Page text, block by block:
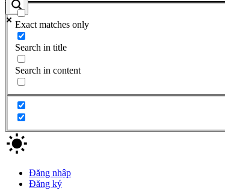
Exact matches only
Search in title
Search in content
Đăng nhập
Đăng ký